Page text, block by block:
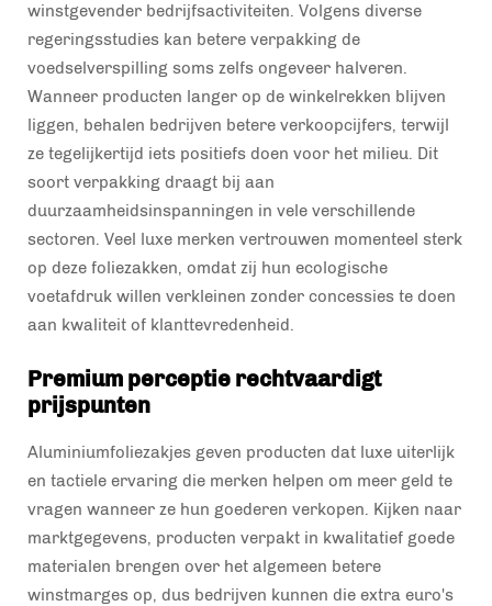
winstgevender bedrijfsactiviteiten. Volgens diverse
regeringsstudies kan betere verpakking de
voedselverspilling soms zelfs ongeveer halveren.
Wanneer producten langer op de winkelrekken blijven
liggen, behalen bedrijven betere verkoopcijfers, terwijl
ze tegelijkertijd iets positiefs doen voor het milieu. Dit
soort verpakking draagt bij aan
duurzaamheidsinspanningen in vele verschillende
sectoren. Veel luxe merken vertrouwen momenteel sterk
op deze foliezakken, omdat zij hun ecologische
voetafdruk willen verkleinen zonder concessies te doen
aan kwaliteit of klanttevredenheid.
Premium perceptie rechtvaardigt
prijspunten
Aluminiumfoliezakjes geven producten dat luxe uiterlijk
en tactiele ervaring die merken helpen om meer geld te
vragen wanneer ze hun goederen verkopen. Kijken naar
marktgegevens, producten verpakt in kwalitatief goede
materialen brengen over het algemeen betere
winstmarges op, dus bedrijven kunnen die extra euro's